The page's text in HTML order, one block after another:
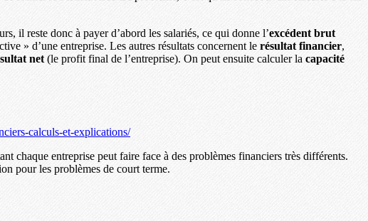
il reste donc à payer d’abord les salariés, ce qui donne l’excédent brut
» d’une entreprise. Les autres résultats concernent le résultat financier,
net (le profit final de l’entreprise). On peut ensuite calculer la capacité
calculs-et-explications/
chaque entreprise peut faire face à des problèmes financiers très différents.
pour les problèmes de court terme.